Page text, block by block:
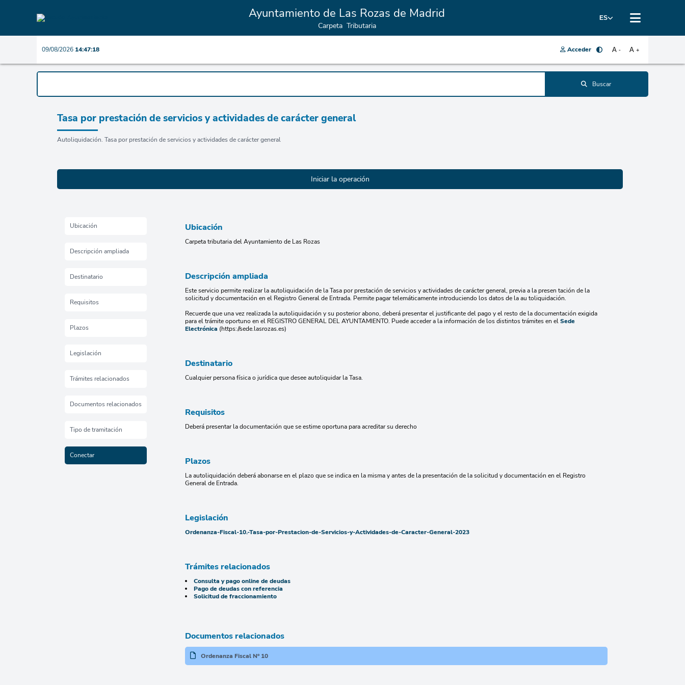
ES
Ayuntamiento de Las Rozas de Madrid
Carpeta Tributaria
09/08/2026 14:47:19 Acceder A +
A -
Buscar
Tasa por prestación de servicios y actividades de carácter general
Autoliquidación. Tasa por prestación de servicios y actividades de carácter general
Ubicación
Descripción ampliada
Destinatario
Requisitos
Plazos
Legislación
Trámites relacionados
Documentos relacionados
Tipo de tramitación
Conectar
Ubicación
Carpeta tributaria del Ayuntamiento de Las Rozas
Descripción ampliada
Este servicio permite realizar la autoliquidación de la Tasa por prestación de servicios y actividades de carácter general, previa a la presen tación de la
solicitud y documentación en el Registro General de Entrada. Permite pagar telemáticamente introduciendo los datos de la au toliquidación.
Recuerde que una vez realizada la autoliquidación y su posterior abono, deberá presentar el justificante del pago y el resto de la documentación exigida
para el trámite oportuno en el REGISTRO GENERAL DEL AYUNTAMIENTO. Puede acceder a la información de los distintos trámites en elSede
Electrónica (https://sede.lasrozas.es)
Destinatario
Cualquier persona física o jurídica que desee autoliquidar la Tasa.
Requisitos
Deberá presentar la documentación que se estime oportuna para acreditar su derecho
Plazos
La autoliquidación deberá abonarse en el plazo que se indica en la misma y antes de la presentación de la solicitud y documentación en el Registro
General de Entrada.
Legislación
Ordenanza-Fiscal-10.-Tasa-por-Prestacion-de-Servicios-y-Actividades-de-Caracter-General-2023
Trámites relacionados
Consulta y pago online de deudas
Pago de deudas con referencia
Solicitud de fraccionamiento
Documentos relacionados
Ordenanza Fiscal Nº 10